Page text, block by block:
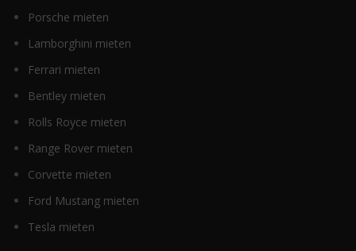
Porsche mieten
Lamborghini mieten
Ferrari mieten
Bentley mieten
Rolls Royce mieten
Range Rover mieten
Corvette mieten
Ford Mustang mieten
Tesla mieten